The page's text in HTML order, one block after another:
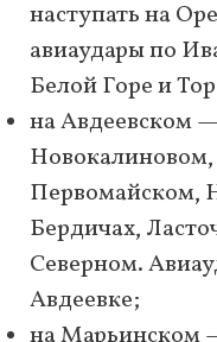
наступать на
авиаудары по
Белой Горе и
на Авдеевском
Первомайском,
Бердичах,
Северном.
Авдеевке;